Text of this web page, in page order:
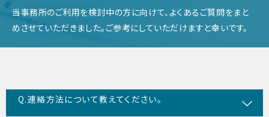
当事務所のご利用を検討中の方に向けて、よくあるご質問をまと
めさせていただきました。ご参考にしていただけますと幸いです。
連絡方法について教えてください。